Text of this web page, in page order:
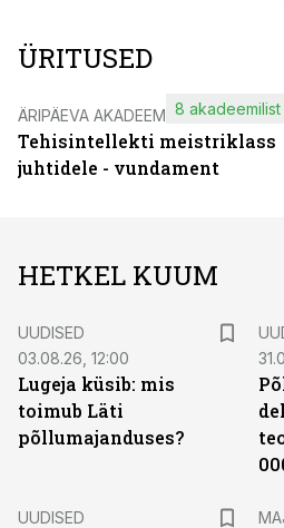
ÜRITUSED
ÄRIPÄEVA AKADEEMIA
Tehisintellekti meistriklass
juhtidele - vundament
8 akadeemilist
HETKEL KUUM
UUDISED
03.08.26, 12:00
Lugeja küsib: mis
toimub Läti
põllumajanduses?
UUDISED